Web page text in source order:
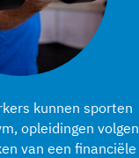
kunnen sporten
opleidingen volgen
van een financiële